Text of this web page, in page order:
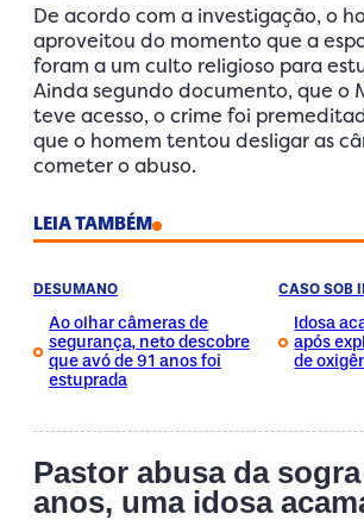
De acordo com a investigação, o
aproveitou do momento que a
foram a um culto religioso para
Ainda segundo documento, que o
teve acesso, o crime foi
que o homem tentou desligar as
cometer o abuso.
LEIA TAMBÉM
DESUMANO
Ao olhar câmeras de
segurança, neto descobre
que avó de 91 anos foi
estuprada
CASO SOB
Idosa
após
de
Pastor abusa da
anos, uma idosa